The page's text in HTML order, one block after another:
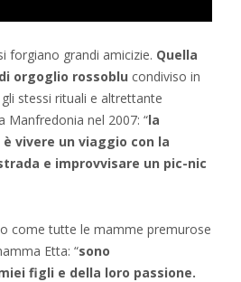
forgiano grandi amicizie. Quella
orgoglio rossoblu condiviso in
stessi rituali e altrettante
Manfredonia nel 2007: “la
vivere un viaggio con la
e improvvisare un pic-nic
come tutte le mamme premurose
Etta: “sono
figli e della loro passione.